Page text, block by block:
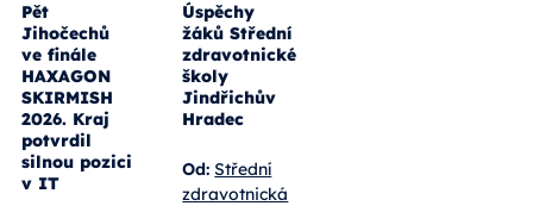
Pět
Jihočechů
ve finále
HAXAGON
SKIRMISH
2026. Kraj
potvrdil
silnou pozici
v IT
Úspěchy
žáků Střední
zdravotnické
školy
Jindřichův
Hradec
Od: Střední
zdravotnická